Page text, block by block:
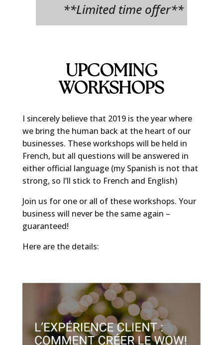
**Limited time offer**
UPCOMING
WORKSHOPS
I sincerely believe that 2019 is the year where
we bring the human back at the heart of our
businesses. These workshops will be held in
French, but all questions will be answered in
either official language (my Spanish is not that
strong, so I’ll stick to French and English)
Join us for one or all of these workshops. Your
business will never be the same again –
guaranteed!
Here are the details: